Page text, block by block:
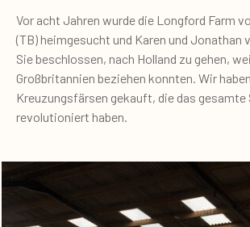
Vor acht Jahren wurde die Longford Farm
(TB) heimgesucht und Karen und Jonathan
Sie beschlossen, nach Holland zu gehen,
Großbritannien beziehen konnten. Wir
Kreuzungsfärsen gekauft, die das gesamte
revolutioniert haben.